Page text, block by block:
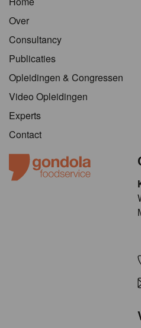
Over
Consultancy
Publicaties
Opleidingen & Congressen
Video Opleidingen
Experts
Contact